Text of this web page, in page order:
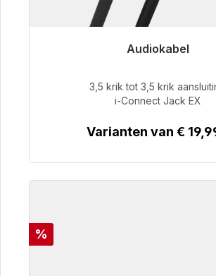
Audiokabel
Klaar voor onmiddellijke
€ 51,99
3,5 krik tot 3,5 krik
i-Connect Jack EX
Varianten van €
Korting
%